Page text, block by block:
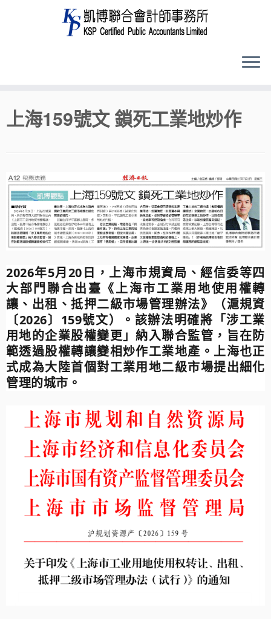
content
上海159號文 鎖死工業地炒作
2026年5月20日，上海市規資局、經信委等四
大部門聯合出臺《上海市工業用地使用權轉
讓、出租、抵押二級市場管理辦法》（滬規資
〔2026〕159號文）。該辦法明確將「涉工業
用地的企業股權變更」納入聯合監管，旨在防
範透過股權轉讓變相炒作工業地產。上海也正
式成為大陸首個對工業用地二級市場提出細化
管理的城市。